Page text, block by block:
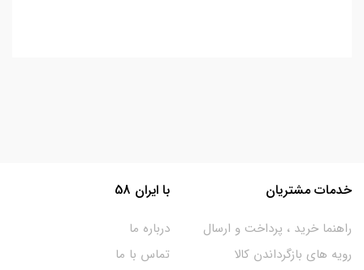
خدمات مشتریان
راهنما خرید ، پرداخت و ارسال
رویه های بازگرداندن کالا
با ایران 58
درباره ما
تماس با ما